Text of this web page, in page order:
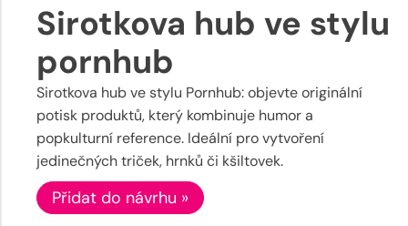
Sirotkova hub ve stylu
pornhub
Sirotkova hub ve stylu Pornhub: objevte originální
potisk produktů, který kombinuje humor a
popkulturní reference. Ideální pro vytvoření
jedinečných triček, hrnků či kšiltovek.
Přidat do návrhu »